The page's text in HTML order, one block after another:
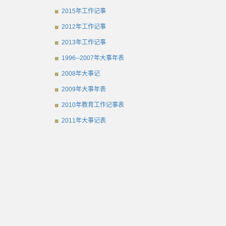
2015年工作记事
2012年工作记事
2013年工作记事
1996--2007年大事年表
2008年大事记
2009年大事年表
2010年教育工作记事表
2011年大事记表